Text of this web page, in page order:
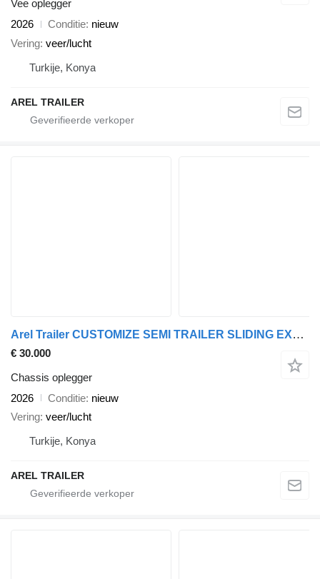
Vee oplegger
2026
Conditie nieuw
Vering veer/lucht
Turkije, Konya
AREL TRAILER
Arel Trailer CUSTOMIZE SEMI TRAILER SLIDING EXTENDING
€ 30.000
Chassis oplegger
2026
Conditie nieuw
Vering veer/lucht
Turkije, Konya
AREL TRAILER